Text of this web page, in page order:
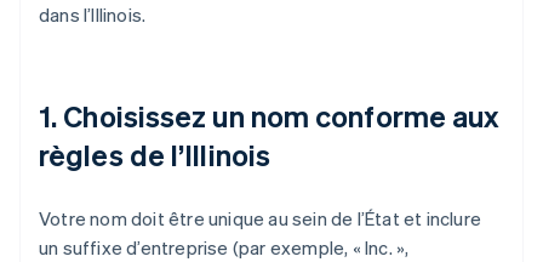
dans l’Illinois.
1. Choisissez un nom conforme aux
règles de l’Illinois
Votre nom doit être unique au sein de l’État et inclure
un suffixe d’entreprise (par exemple, « Inc. »,